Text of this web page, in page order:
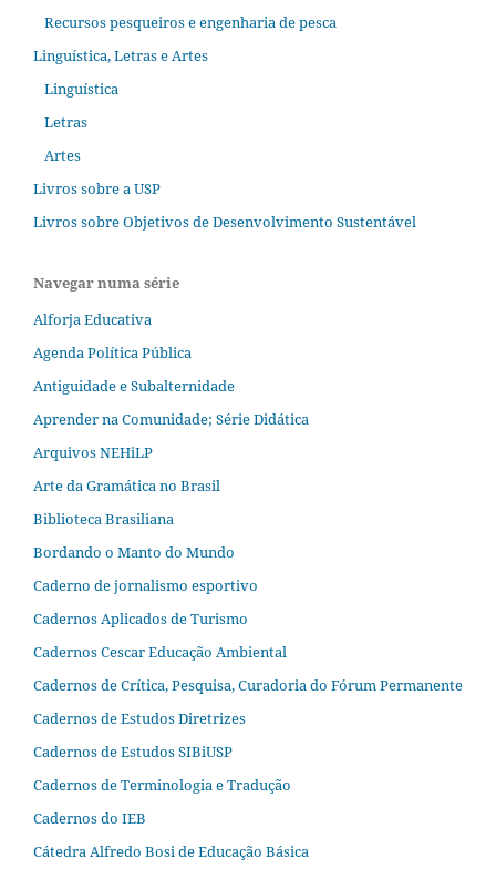
Recursos pesqueiros e engenharia de pesca
Linguística, Letras e Artes
Linguística
Letras
Artes
Livros sobre a USP
Livros sobre Objetivos de Desenvolvimento Sustentável
Navegar numa série
Alforja Educativa
Agenda Política Pública
Antiguidade e Subalternidade
Aprender na Comunidade; Série Didática
Arquivos NEHiLP
Arte da Gramática no Brasil
Biblioteca Brasiliana
Bordando o Manto do Mundo
Caderno de jornalismo esportivo
Cadernos Aplicados de Turismo
Cadernos Cescar Educação Ambiental
Cadernos de Crítica, Pesquisa, Curadoria do Fórum Permanente
Cadernos de Estudos Diretrizes
Cadernos de Estudos SIBiUSP
Cadernos de Terminologia e Tradução
Cadernos do IEB
Cátedra Alfredo Bosi de Educação Básica